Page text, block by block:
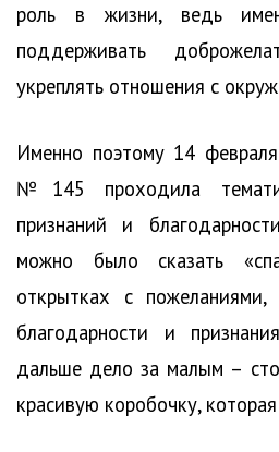
роль в жизни, ведь
поддерживать
укреплять отношения с
Именно поэтому 14
№145 проходила
признаний и
можно было сказать
открытках с пожеланиями,
благодарности и
дальше дело за малым –
красивую коробочку,